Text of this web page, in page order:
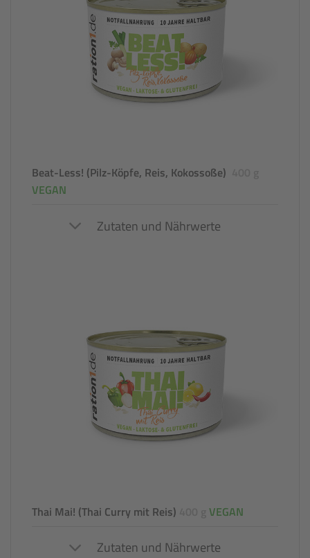
Beat-Less! (Pilz-Köpfe, Reis, Kokossoße)
VEGAN
Zutaten und Nährwerte
Thai Mai! (Thai Curry mit Reis) VEGAN
Zutaten und Nährwerte